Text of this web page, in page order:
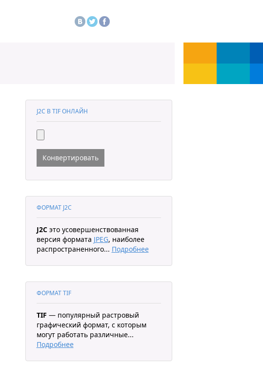
J2C В TIF ОНЛАЙН
Конвертировать
ФОРМАТ J2C
J2Cэто усовершенствованная
версия формата JPEG, наиболее
распространенного... Подробнее
ФОРМАТ TIF
TIF — популярный растровый
графический формат, с которым
могут работать различные...
Подробнее